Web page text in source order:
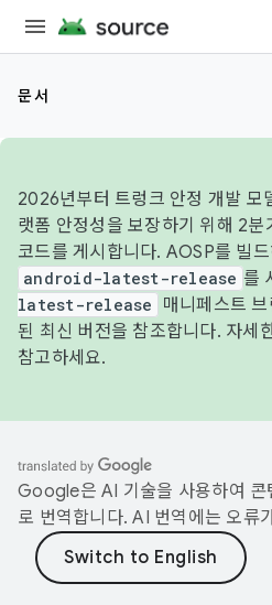
문서
2026년부터 트렁크 안정 개발 모
랫폼 안정성을 보장하기 위해 2
코드를 게시합니다. AOSP를 빌
android-latest-release 를
latest-release
매니페스트
된 최신 버전을 참조합니다. 자세
참고하세요.
Google은 AI 기술을 사용하여 콘
로 번역합니다. AI 번역에는 오류